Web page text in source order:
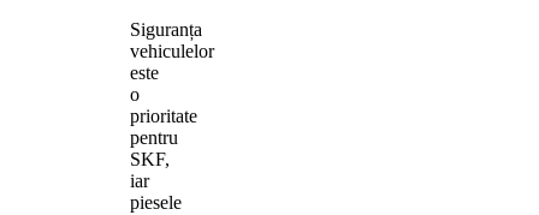
Siguranța
vehiculelor
este
o
prioritate
pentru
SKF,
iar
piesele